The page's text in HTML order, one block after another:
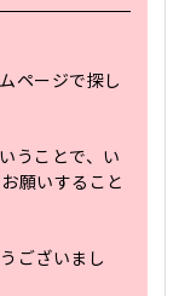
ページで探し
うことで、い
願いすること
ございまし